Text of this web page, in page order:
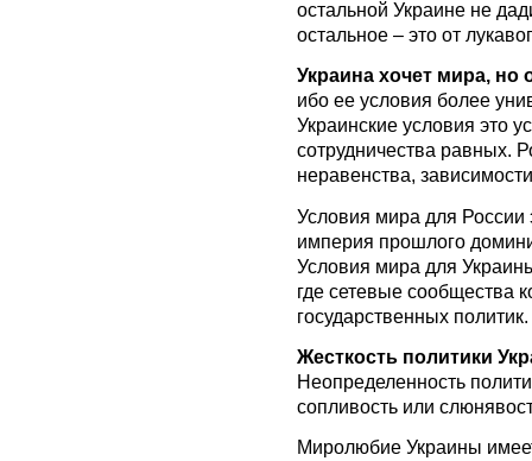
остальной Украине не
остальное – это от
Украина хочет мира, но
ибо ее условия более
Украинские условия это
сотрудничества равных.
неравенства,
Условия мира для России
империя прошлого
Условия мира для
где сетевые сообщества
государственных политик.
Жесткость политики
Неопределенность
сопливость или
Миролюбие Украины